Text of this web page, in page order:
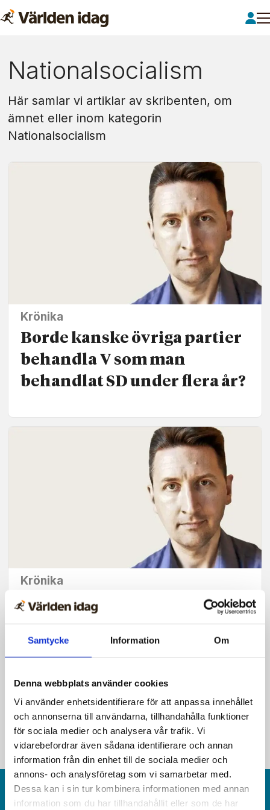
Samtycke Information Om
Denna webbplats använder cookies
Vi använder enhetsidentifierare för att anpassa innehållet
och annonserna till användarna, tillhandahålla funktioner
för sociala medier och analysera vår trafik. Vi
vidarebefordrar även sådana identifierare och annan
information från din enhet till de sociala medier och
annons- och analysföretag som vi samarbetar med.
Dessa kan i sin tur kombinera informationen med annan
information som du har tillhandahållit eller som de har
Om:
nationalsocialism
Nationalsocialism
Här samlar vi artiklar av skribenten, om
ämnet eller inom kategorin
Nationalsocialism
Krönika
Borde kanske övriga partier
behandla V som man
behandlat SD under flera år?
Krönika
För Sveriges del var förra
seklets farligaste stater
Sovjetunionen och